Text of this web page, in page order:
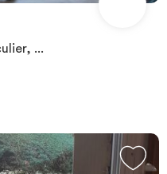
Documents
...